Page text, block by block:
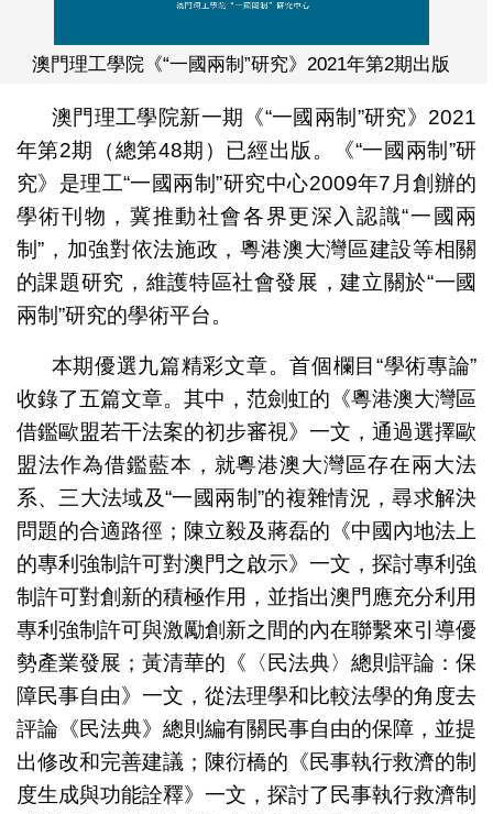
澳門理工學院《“一國兩制”研究》2021年第2期出版
澳門理工學院新一期《“一國兩制”研究》2021
年第2期（總第48期）已經出版。《“一國兩制”研
究》是理工“一國兩制”研究中心2009年7月創辦的
學術刊物，冀推動社會各界更深入認識“一國兩
制”，加強對依法施政，粵港澳大灣區建設等相關
的課題研究，維護特區社會發展，建立關於“一國
兩制”研究的學術平台。
本期優選九篇精彩文章。首個欄目“學術專論”
收錄了五篇文章。其中，范劍虹的《粵港澳大灣區
借鑑歐盟若干法案的初步審視》一文，通過選擇歐
盟法作為借鑑藍本，就粵港澳大灣區存在兩大法
系、三大法域及“一國兩制”的複雜情況，尋求解決
問題的合適路徑；陳立毅及蔣磊的《中國內地法上
的專利強制許可對澳門之啟示》一文，探討專利強
制許可對創新的積極作用，並指出澳門應充分利用
專利強制許可與激勵創新之間的內在聯繫來引導優
勢產業發展；黃清華的《〈民法典〉總則評論：保
障民事自由》一文，從法理學和比較法學的角度去
評論《民法典》總則編有關民事自由的保障，並提
出修改和完善建議；陳衍橋的《民事執行救濟的制
度生成與功能詮釋》一文，探討了民事執行救濟制